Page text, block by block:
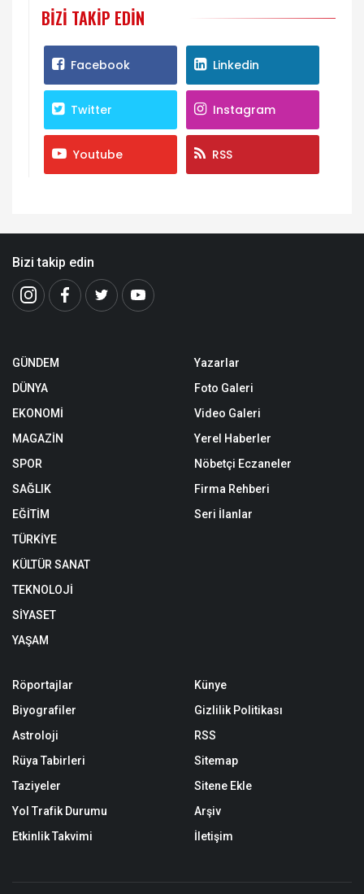
BIZI TAKIP EDIN
Facebook Linkedin
Twitter Instagram
Youtube RSS
Bizi takip edin
GÜNDEM
DÜNYA
EKONOMİ
MAGAZİN
SPOR
SAĞLIK
EĞİTİM
TÜRKİYE
KÜLTÜR SANAT
TEKNOLOJİ
SİYASET
YAŞAM
Yazarlar
Foto Galeri
Video Galeri
Yerel Haberler
Nöbetçi Eczaneler
Firma Rehberi
Seri İlanlar
Röportajlar
Biyografiler
Astroloji
Rüya Tabirleri
Taziyeler
Yol Trafik Durumu
Etkinlik Takvimi
Künye
Gizlilik Politikası
RSS
Sitemap
Sitene Ekle
Arşiv
İletişim